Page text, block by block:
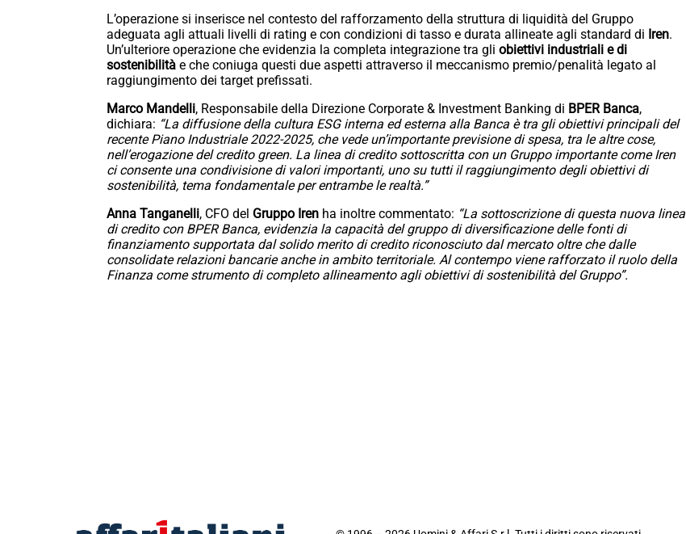
L’operazione si inserisce nel contesto del rafforzamento della struttura di liquidità del Gruppo
adeguata agli attuali livelli di rating e con condizioni di tasso e durata allineate agli standard di Iren.
Un’ulteriore operazione che evidenzia la completa integrazione tra gli obiettivi industriali e di
sostenibilità e che coniuga questi due aspetti attraverso il meccanismo premio/penalità legato al
raggiungimento dei target prefissati.
Marco Mandelli, Responsabile della Direzione Corporate & Investment Banking di BPER Banca,
dichiara: “La diffusione della cultura ESG interna ed esterna alla Banca è tra gli obiettivi principali del
recente Piano Industriale 2022-2025, che vede un’importante previsione di spesa, tra le altre cose,
nell’erogazione del credito green. La linea di credito sottoscritta con un Gruppo importante come Iren
ci consente una condivisione di valori importanti, uno su tutti il raggiungimento degli obiettivi di
sostenibilità, tema fondamentale per entrambe le realtà.”
Anna Tanganelli, CFO del Gruppo Iren ha inoltre commentato: “La sottoscrizione di questa nuova linea
di credito con BPER Banca, evidenzia la capacità del gruppo di diversificazione delle fonti di
finanziamento supportata dal solido merito di credito riconosciuto dal mercato oltre che dalle
consolidate relazioni bancarie anche in ambito territoriale. Al contempo viene rafforzato il ruolo della
Finanza come strumento di completo allineamento agli obiettivi di sostenibilità del Gruppo”.